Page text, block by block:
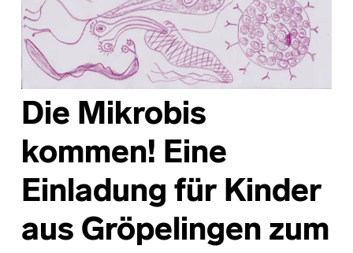
Die Mikrobis
kommen! Eine
Einladung für Kinder
aus Gröpelingen zum